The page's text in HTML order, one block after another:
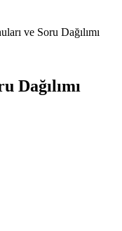
ve Soru Dağılımı
Dağılımı